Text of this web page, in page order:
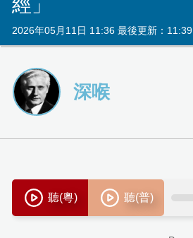
經」
2026年05月11日 11:36 最後更新：11:39
深喉